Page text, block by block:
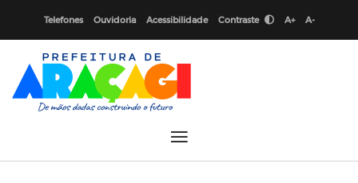
Telefones Ouvidoria Acessibilidade Contraste A+ A-